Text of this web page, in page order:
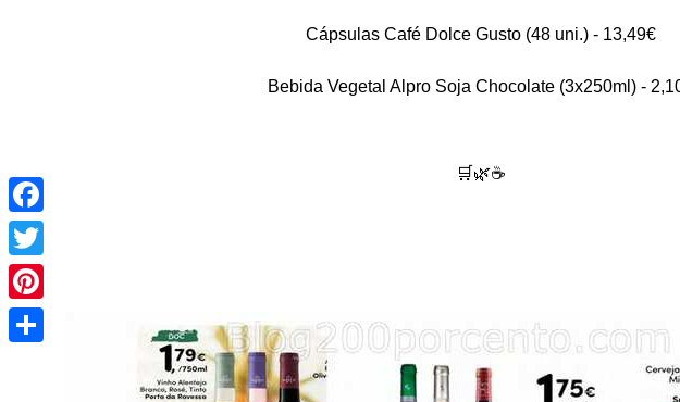
Cápsulas Café Dolce Gusto (48 uni.) - 13,49€
Bebida Vegetal Alpro Soja Chocolate (3x250ml) -
🛒🌿☕